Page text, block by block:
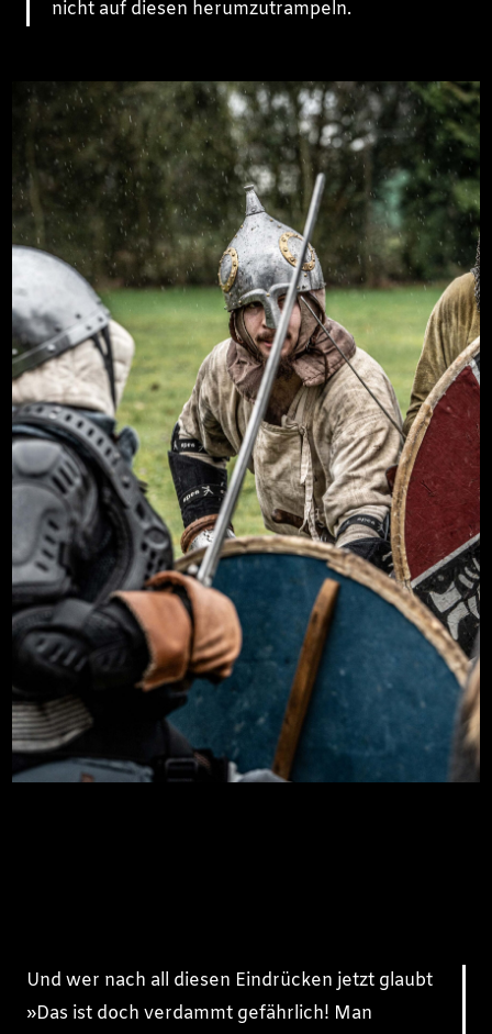
nicht auf diesen herumzutrampeln.
Und wer nach all diesen Eindrücken jetzt glaubt
»Das ist doch verdammt gefährlich! Man